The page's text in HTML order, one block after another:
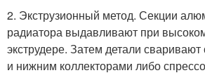
2. Экструзионный метод. Секции
радиатора выдавливают при
экструдере. Затем детали
и нижним коллекторами либо